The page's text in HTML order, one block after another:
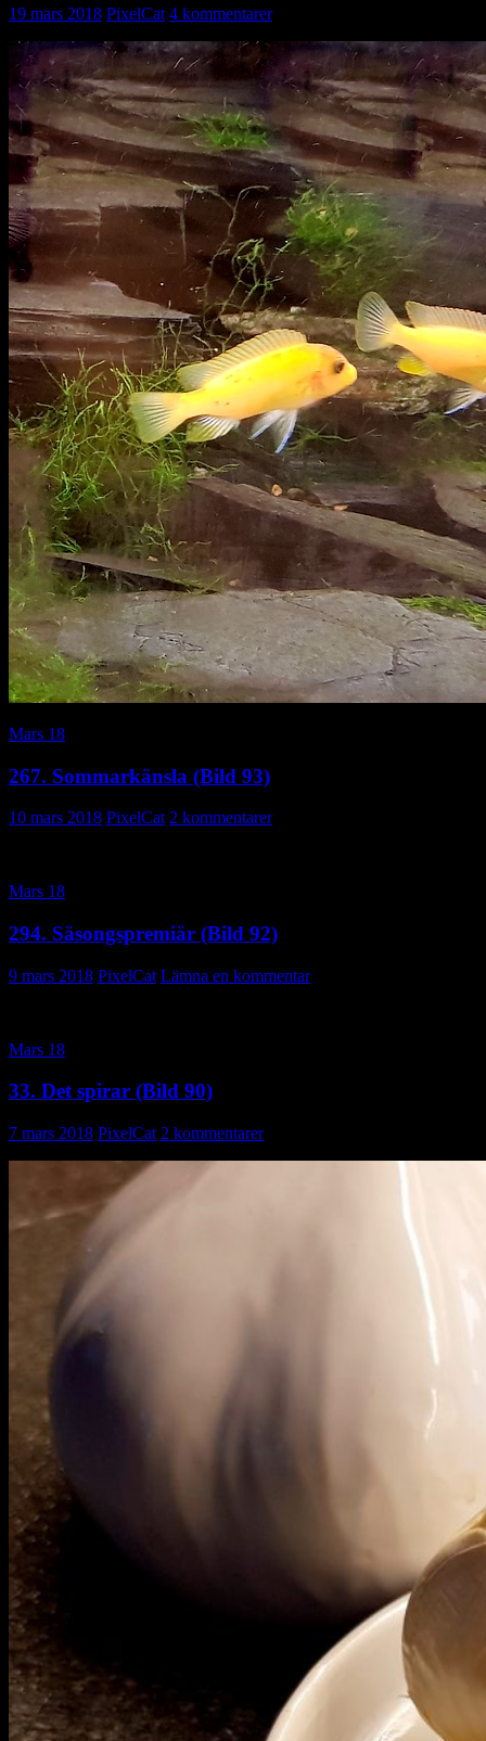
19 mars 2018 PixelCat 4 kommentarer
Mars 18
267. Sommarkänsla (Bild 93)
10 mars 2018 PixelCat 2 kommentarer
Mars 18
294. Säsongspremiär (Bild 92)
9 mars 2018 PixelCat Lämna en kommentar
Mars 18
33. Det spirar (Bild 90)
7 mars 2018 PixelCat 2 kommentarer